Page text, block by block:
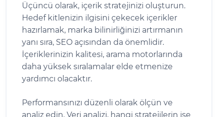
Üçüncü olarak, içerik stratejinizi oluşturun.
Hedef kitlenizin ilgisini çekecek içerikler
hazırlamak, marka bilinirliğinizi artırmanın
yanı sıra, SEO açısından da önemlidir.
İçeriklerinizin kalitesi, arama motorlarında
daha yüksek sıralamalar elde etmenize
yardımcı olacaktır.
Performansınızı düzenli olarak ölçün ve
analiz edin. Veri analizi, hangi stratejilerin işe